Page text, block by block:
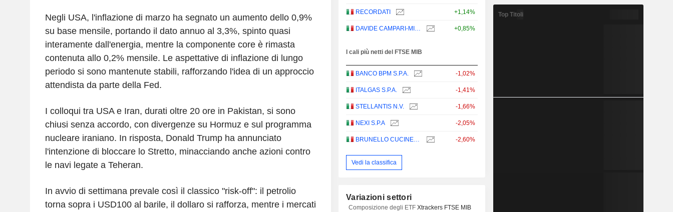
Negli USA, l'inflazione di marzo ha segnato un aumento dello 0,9%
su base mensile, portando il dato annuo al 3,3%, spinto quasi
interamente dall'energia, mentre la componente core è rimasta
contenuta allo 0,2% mensile. Le aspettative di inflazione di lungo
periodo si sono mantenute stabili, rafforzando l'idea di un approccio
attendista da parte della Fed.
I colloqui tra USA e Iran, durati oltre 20 ore in Pakistan, si sono
chiusi senza accordo, con divergenze su Hormuz e sul programma
nucleare iraniano. In risposta, Donald Trump ha annunciato
l'intenzione di bloccare lo Stretto, minacciando anche azioni contro
le navi legate a Teheran.
In avvio di settimana prevale così il classico "risk-off": il petrolio
torna sopra i USD100 al barile, il dollaro si rafforza, mentre i mercati
RECORDATI +1,14%
DAVIDE CAMPARI-MILANO N.V. +0,85%
I cali più netti del FTSE MIB
BANCO BPM S.P.A. -1,02%
ITALGAS S.P.A. -1,41%
STELLANTIS N.V. -1,66%
NEXI S.P.A -2,05%
BRUNELLO CUCINELLI S.P.A. -2,60%
Vedi la classifica
Variazioni settori
Composizione degli ETFXtrackers FTSE MIB
Top Titoli